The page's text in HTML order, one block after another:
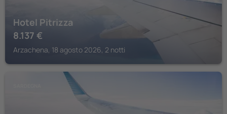
Hotel Pitrizza
8.137 €
Arzachena, 18 agosto 2026, 2 notti